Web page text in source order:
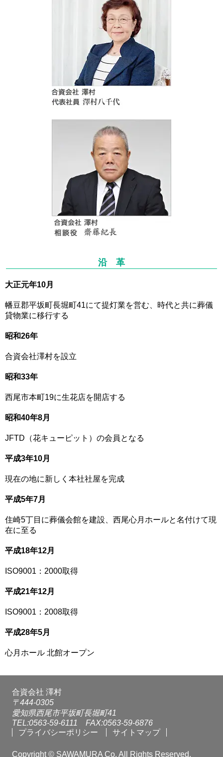
沿 革
大正元年10月
幡豆郡平坂町長堀町41にて提灯業を営む、時代と共に葬儀
貸物業に移行する
昭和26年
合資会社澤村を設立
昭和33年
西尾市本町19に生花店を開店する
昭和40年8月
JFTD（花キューピット）の会員となる
平成3年10月
現在の地に新しく本社社屋を完成
平成5年7月
住崎5丁目に葬儀会館を建設、西尾心月ホールと名付けて現
在に至る
平成18年12月
ISO9001：2000取得
平成21年12月
ISO9001：2008取得
平成28年5月
心月ホール 北館オープン
合資会社 澤村
〒444-0305
愛知県西尾市平坂町長堀町41
TEL:0563-59-6111 FAX:0563-59-6876
プライバシーポリシー
サイトマップ
Copyright © SAWAMURA Co. All Rights Reserved.